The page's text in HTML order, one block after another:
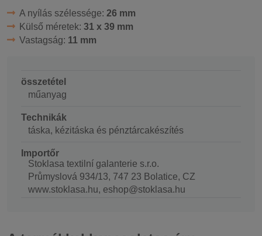
A nyílás szélessége: 26 mm
Külső méretek: 31 x 39 mm
Vastagság: 11 mm
összetétel
műanyag
Technikák
táska, kézitáska és pénztárcakészítés
Importőr
Stoklasa textilní galanterie s.r.o.
Průmyslová 934/13, 747 23 Bolatice, CZ
www.stoklasa.hu, eshop@stoklasa.hu